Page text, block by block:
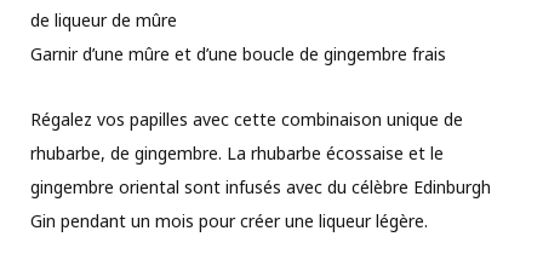
de liqueur de mûre
Garnir d’une mûre et d’une boucle de gingembre frais
Régalez vos papilles avec cette combinaison unique de
rhubarbe, de gingembre. La rhubarbe écossaise et le
gingembre oriental sont infusés avec du célèbre Edinburgh
Gin pendant un mois pour créer une liqueur légère.